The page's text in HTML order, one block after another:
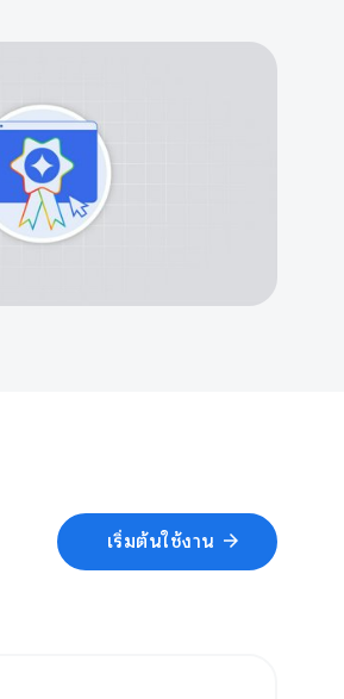
เริ่มต้นใช้งาน arrow_forward